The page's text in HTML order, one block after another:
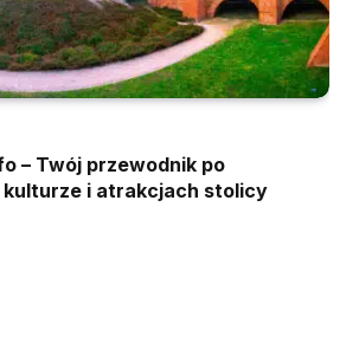
– Twój przewodnik po
i atrakcjach stolicy